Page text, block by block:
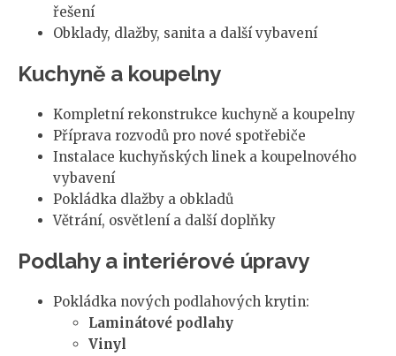
řešení
Obklady, dlažby, sanita a další vybavení
Kuchyně a koupelny
Kompletní rekonstrukce kuchyně a koupelny
Příprava rozvodů pro nové spotřebiče
Instalace kuchyňských linek a koupelnového
vybavení
Pokládka dlažby a obkladů
Větrání, osvětlení a další doplňky
Podlahy a interiérové úpravy
Pokládka nových podlahových krytin:
Laminátové podlahy
Vinyl